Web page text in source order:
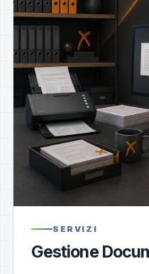
SERVIZI
Gestione